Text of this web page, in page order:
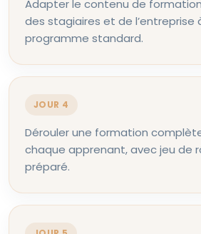
Adapter le contenu de
des stagiaires et de l’entreprise
programme standard.
JOUR 4
Dérouler une formation
chaque apprenant, avec jeu de
préparé.